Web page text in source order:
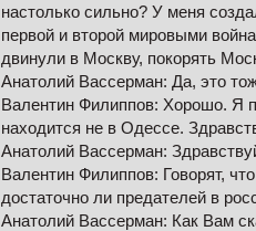
настолько сильно? У меня
первой и второй мировыми
двинули в Москву, покорять
Анатолий Вассерман: Да, это
Валентин Филиппов: Хорошо. Я
находится не в Одессе.
Анатолий Вассерман:
Валентин Филиппов: Говорят,
достаточно ли предателей в
Анатолий Вассерман: Как Вам